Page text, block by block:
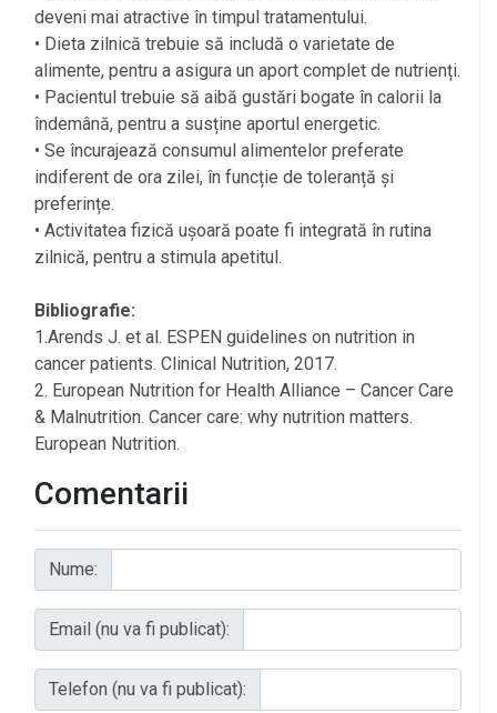
deveni mai atractive în timpul tratamentului.
• Dieta zilnică trebuie să includă o varietate de
alimente, pentru a asigura un aport complet de nutrienți.
• Pacientul trebuie să aibă gustări bogate în calorii la
îndemână, pentru a susține aportul energetic.
• Se încurajează consumul alimentelor preferate
indiferent de ora zilei, în funcție de toleranță și
preferințe.
• Activitatea fizică ușoară poate fi integrată în rutina
zilnică, pentru a stimula apetitul.
Bibliografie:
1.Arends J. et al. ESPEN guidelines on nutrition in
cancer patients. Clinical Nutrition, 2017.
2. European Nutrition for Health Alliance – Cancer Care
& Malnutrition. Cancer care: why nutrition matters.
European Nutrition.
Comentarii
Nume:
Email (nu va fi publicat):
Telefon (nu va fi publicat):